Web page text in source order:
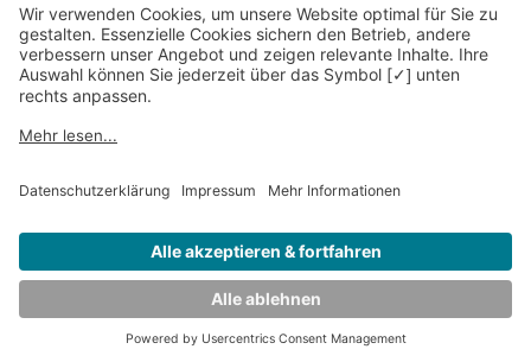
Kontakt
Datenschutz
Newsletter
Entwickelt durchJOBIQO